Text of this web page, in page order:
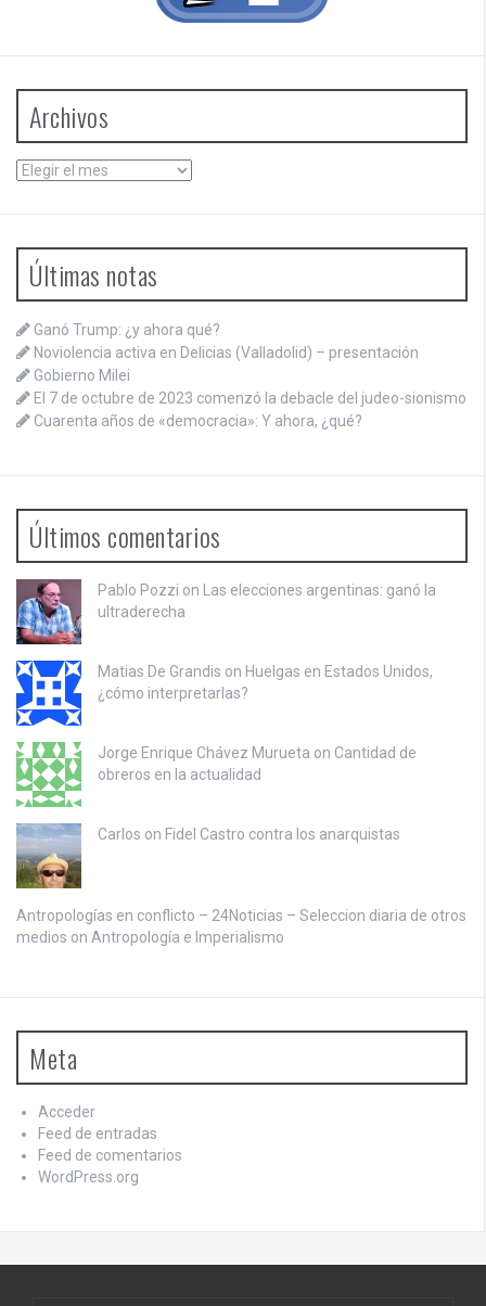
Archivos
Archivos
Últimas notas
Ganó Trump: ¿y ahora qué?
Noviolencia activa en Delicias (Valladolid) – presentación
Gobierno Milei
El 7 de octubre de 2023 comenzó la debacle del judeo-sionismo
Cuarenta años de «democracia»: Y ahora, ¿qué?
Últimos comentarios
Pablo Pozzi on
Las elecciones argentinas: ganó la
ultraderecha
Matias De Grandis on Huelgas en Estados Unidos,
¿cómo interpretarlas?
Jorge Enrique Chávez Murueta on Cantidad de
obreros en la actualidad
Carlos on Fidel Castro contra los anarquistas
Antropologías en conflicto – 24Noticias – Seleccion diaria de otros
medios on Antropología e Imperialismo
Meta
Acceder
Feed de entradas
Feed de comentarios
WordPress.org